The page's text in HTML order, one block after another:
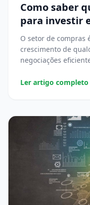
Como saber
para investir
compras?
O setor de compras
crescimento de
negociações
Ler artigo completo